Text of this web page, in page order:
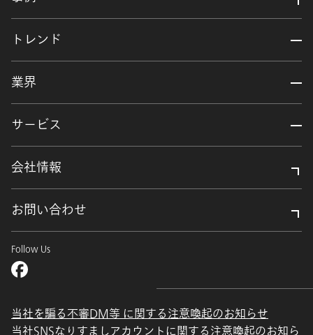
トレンド
業界
サービス
会社情報
お問い合わせ
Follow Us
当社を騙る不審DM等 に関する注意喚起のお知らせ
当社SNSなりすましアカウントに関する注意喚起のお知ら